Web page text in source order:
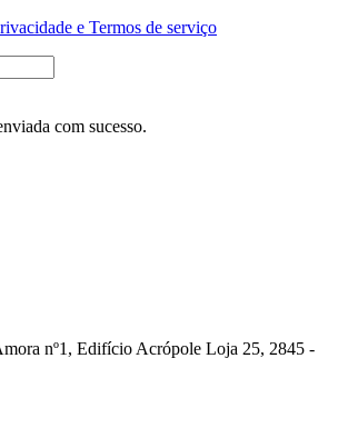
e Termos de serviço
com sucesso.
nº1, Edifício Acrópole Loja 25, 2845 -